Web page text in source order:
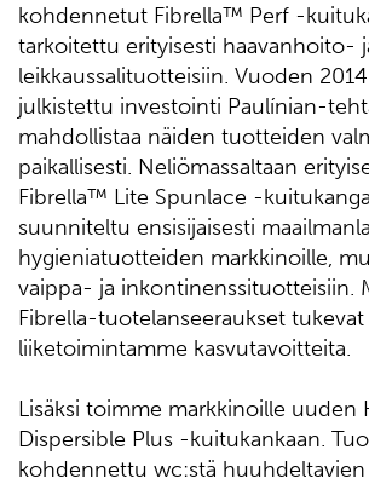
kohdennetut Fibrella™ Perf -
tarkoitettu erityisesti haavanhoito-
leikkaussalituotteisiin. Vuoden
julkistettu investointi Paulínian-
mahdollistaa näiden tuotteiden
paikallisesti. Neliömassaltaan
Fibrella™ Lite Spunlace -
suunniteltu ensisijaisesti
hygieniatuotteiden markkinoille,
vaippa- ja inkontinenssituotteisiin.
Fibrella-tuotelanseeraukset tukevat
liiketoimintamme kasvutavoitteita.
Lisäksi toimme markkinoille uuden
Dispersible Plus -kuitukankaan.
kohdennettu wc:stä huuhdeltavien